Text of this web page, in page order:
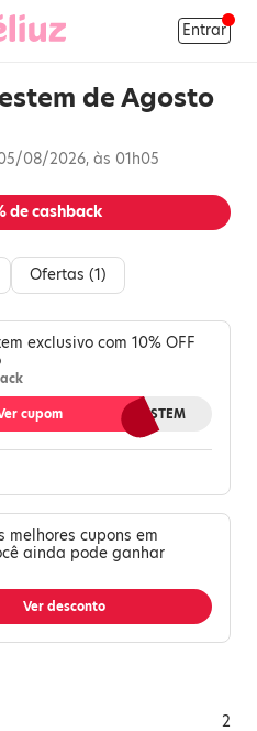
Entrar
de Agosto
08/2026, às 01h05
de cashback
Ofertas (1)
exclusivo com 10% OFF
MELIUZVESTEM
cupom
melhores cupons em
ainda pode ganhar
Ver desconto
2